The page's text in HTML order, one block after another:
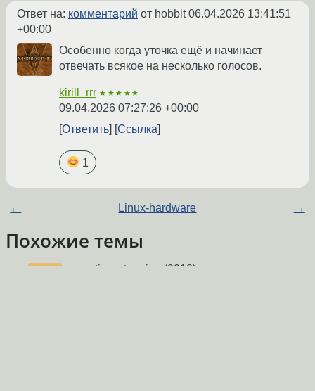
Ответ на: комментарий от hobbit06.04.2026 13:41:51
+00:00
Особенно когда уточка ещё и начинает
отвечать всякое на несколько голосов.
kirill_rrr ★★★★★
09.04.2026 07:27:26 +00:00
Ответить
Ссылка
1
← Linux-hardware →
Похожие темы
Форум synaptics и tapping (2018)